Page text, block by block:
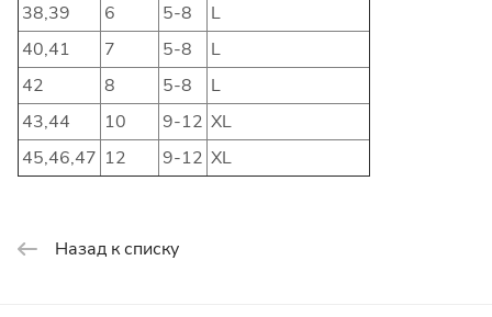
38,39
6 5-8
L
40,41
7 5-8
L
42
8 5-8
L
43,44
10 9-12 XL
45,46,47 12 9-12 XL
Назад к списку